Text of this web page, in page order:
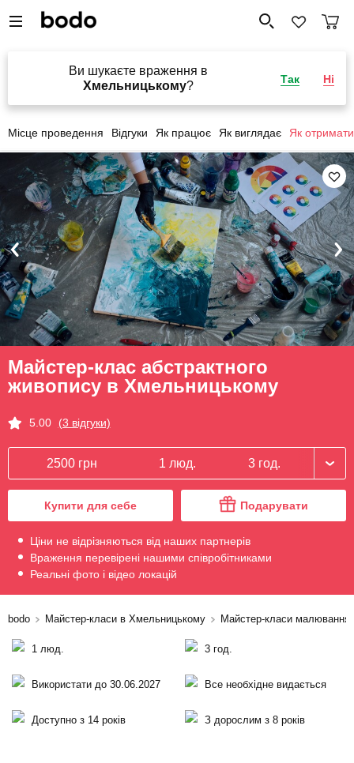
Ви шукаєте враження в
Хмельницькому?
Так Ні
Місце проведення Відгуки Як працює Як виглядає Як отримати
Майстер-клас абстрактного
живопису в Хмельницькому
5.00 (3 відгуки)
2500 грн 1 люд. 3 год.
Купити для себе Подарувати
Ціни не відрізняються від наших партнерів
Враження перевірені нашими співробітниками
Реальні фото і відео локацій
bodo Майстер-класи в Хмельницькому Майстер-класи
1 люд. 3 год.
Використати до 30.06.2027 Все необхідне видається
Доступно з 14 років З дорослим з 8 років